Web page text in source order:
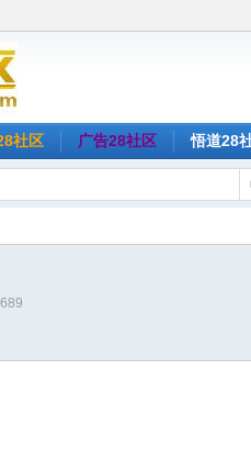
社区 广告28社区 悟道28